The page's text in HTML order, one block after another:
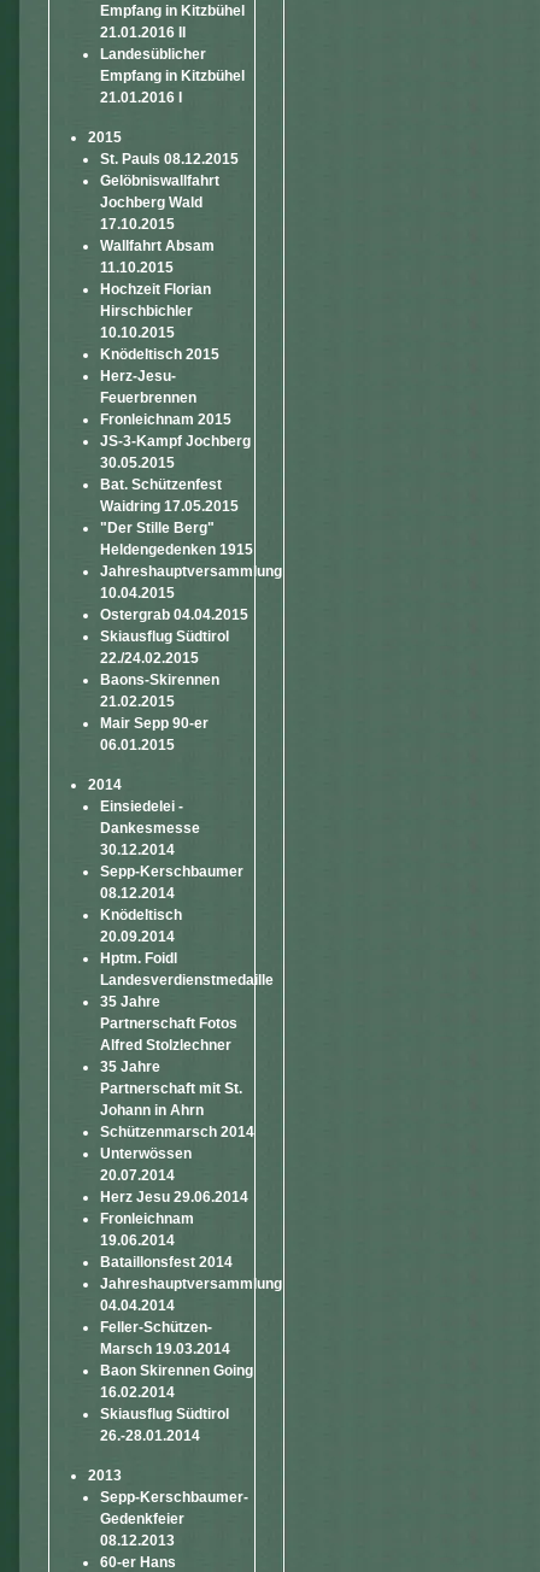
Empfang in Kitzbühel
21.01.2016 II
Landesüblicher
Empfang in Kitzbühel
21.01.2016 I
2015
St. Pauls 08.12.2015
Gelöbniswallfahrt
Jochberg Wald
17.10.2015
Wallfahrt Absam
11.10.2015
Hochzeit Florian
Hirschbichler
10.10.2015
Knödeltisch 2015
Herz-Jesu-
Feuerbrennen
Fronleichnam 2015
JS-3-Kampf Jochberg
30.05.2015
Bat. Schützenfest
Waidring 17.05.2015
"Der Stille Berg"
Heldengedenken 1915
Jahreshauptversammlung
10.04.2015
Ostergrab 04.04.2015
Skiausflug Südtirol
22./24.02.2015
Baons-Skirennen
21.02.2015
Mair Sepp 90-er
06.01.2015
2014
Einsiedelei -
Dankesmesse
30.12.2014
Sepp-Kerschbaumer
08.12.2014
Knödeltisch
20.09.2014
Hptm. Foidl
Landesverdienstmedaille
35 Jahre
Partnerschaft Fotos
Alfred Stolzlechner
35 Jahre
Partnerschaft mit St.
Johann in Ahrn
Schützenmarsch 2014
Unterwössen
20.07.2014
Herz Jesu 29.06.2014
Fronleichnam
19.06.2014
Bataillonsfest 2014
Jahreshauptversammlung
04.04.2014
Feller-Schützen-
Marsch 19.03.2014
Baon Skirennen Going
16.02.2014
Skiausflug Südtirol
26.-28.01.2014
2013
Sepp-Kerschbaumer-
Gedenkfeier
08.12.2013
60-er Hans